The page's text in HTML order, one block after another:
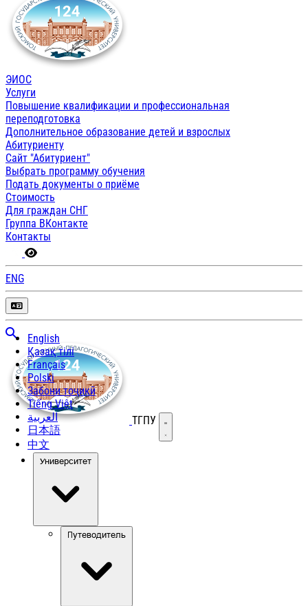
ЭИОС
Услуги
Повышение квалификации и профессиональная
переподготовка
Дополнительное образование детей и взрослых
Абитуриенту
Сайт "Абитуриент"
Выбрать программу обучения
Подать документы о приёме
Стоимость
Для граждан СНГ
Группа ВКонтакте
Контакты
ENG
English
Қазақ тілі
Français
Polski
Забони тоҷикӣ
Tiếng Việt
العربية
日本語
中文
ТГПУ Открыть меню
Университет
Путеводитель